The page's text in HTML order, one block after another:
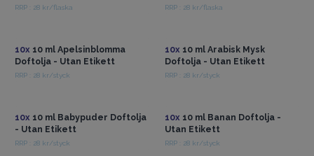
doftoljor som du kan utforska. Valet är ditt, och vi är fast
Vi prioriterar kvaliteten och presentationen av våra doftoljor för
att hjälpa dig skapa en minnesvärd kundupplevelse. Välj våra
på att välja dem bästa produkterna till din butik.
Beställ nu för en 100% kvalitetsdoftolja. Dina kunder
kommer garanterat tillbaka för mer.
RRP : 28 kr/flaska RRP : 28 kr/flaska
10x 10 ml Apelsinblomma
Doftolja - Utan Etikett
RRP : 28 kr/styck
10x 10 ml Arabisk Mysk
Doftolja - Utan Etikett
RRP : 28 kr/styck
10x 10 ml Babypuder Doftolja
- Utan Etikett
RRP : 28 kr/styck
10x 10 ml Banan Doftolja -
Utan Etikett
RRP : 28 kr/styck